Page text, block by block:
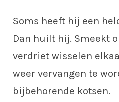
Soms heeft hij een
Dan huilt hij. Smeekt
verdriet wisselen
weer vervangen te
bijbehorende kotsen.